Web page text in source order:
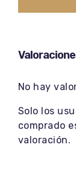
No hay
Solo los
comprado
valoración.